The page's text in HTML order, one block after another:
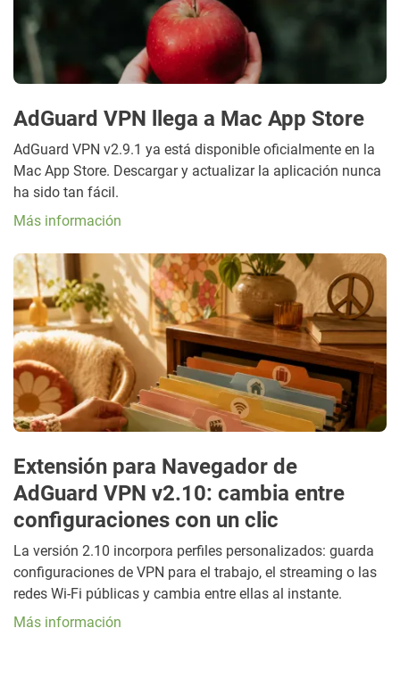
AdGuard VPN llega a Mac App Store
AdGuard VPN v2.9.1 ya está disponible oficialmente en la
Mac App Store. Descargar y actualizar la aplicación nunca
ha sido tan fácil.
Más información
Extensión para Navegador de
AdGuard VPN v2.10: cambia entre
configuraciones con un clic
La versión 2.10 incorpora perfiles personalizados: guarda
configuraciones de VPN para el trabajo, el streaming o las
redes Wi-Fi públicas y cambia entre ellas al instante.
Más información